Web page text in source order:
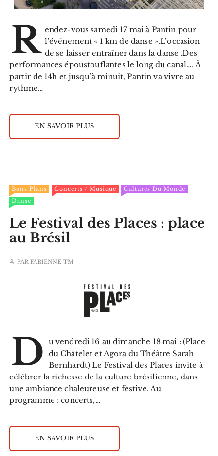
R endez-vous samedi 17 mai à Pantin pour
l’événement « 1 km de danse ».L’occasion
de se laisser entraîner dans la danse .Des
performances époustouflantes le long du canal…. À
partir de 14h et jusqu’à minuit, Pantin va vivre au
rythme…
EN SAVOIR PLUS
Bons Plans Concerts / Musique
Cultures Du Monde
Danse
Le Festival des Places : place
au Brésil
PAR FABIENNE TM
D
u vendredi 16 au dimanche 18 mai : (Place
du Châtelet et Agora du Théâtre Sarah
Bernhardt) Le Festival des Places invite à
célébrer la richesse de la culture brésilienne, dans
une ambiance chaleureuse et festive. Au
programme : concerts,…
EN SAVOIR PLUS